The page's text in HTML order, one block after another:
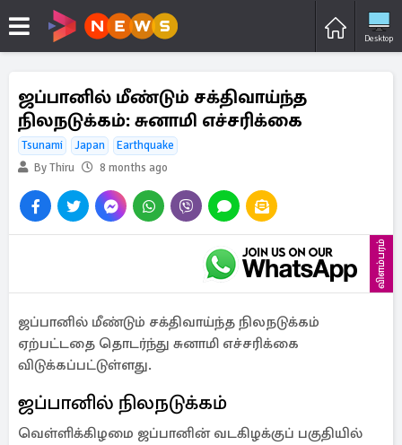
Desktop
ஜப்பானில் மீண்டும் சக்திவாய்ந்த
நிலநடுக்கம்: சுனாமி எச்சரிக்கை
Tsunami Japan
Earthquake
By Thiru
8 months ago
விளம்பரம்
ஜப்பானில் மீண்டும் சக்திவாய்ந்த நிலநடுக்கம்
ஏற்பட்டதை தொடர்ந்து சுனாமி எச்சரிக்கை
விடுக்கப்பட்டுள்ளது.
ஜப்பானில் நிலநடுக்கம்
வெள்ளிக்கிழமை ஜப்பானின் வடகிழக்குப் பகுதியில்